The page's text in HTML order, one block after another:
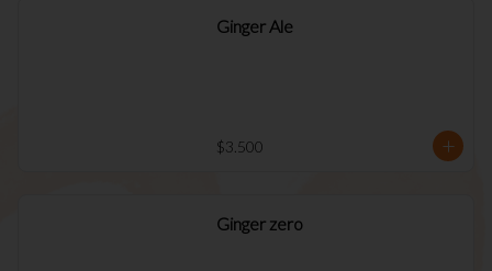
Ginger Ale
$3.500
Ginger zero